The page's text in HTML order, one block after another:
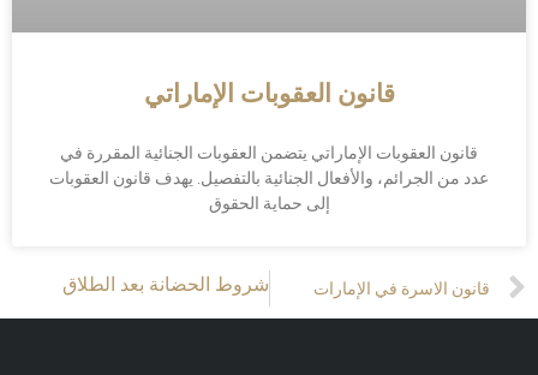
قانون العقوبات الإماراتي
قانون العقوبات الإماراتي يتضمن العقوبات الجنائية المقررة في
عدد من الجرائم، والأفعال الجنائية بالتفصيل. يهدف قانون العقوبات
إلى حماية الحقوق
Prev
قانون الاسرة في الإمارات شروط الحضانة بعد الطلاق